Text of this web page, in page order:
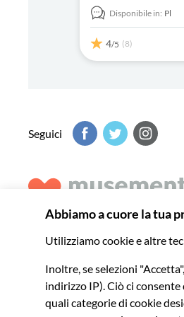
Disponibile in: Pl
4/5 (8)
Seguici
indimenticabili in tutto il mondo